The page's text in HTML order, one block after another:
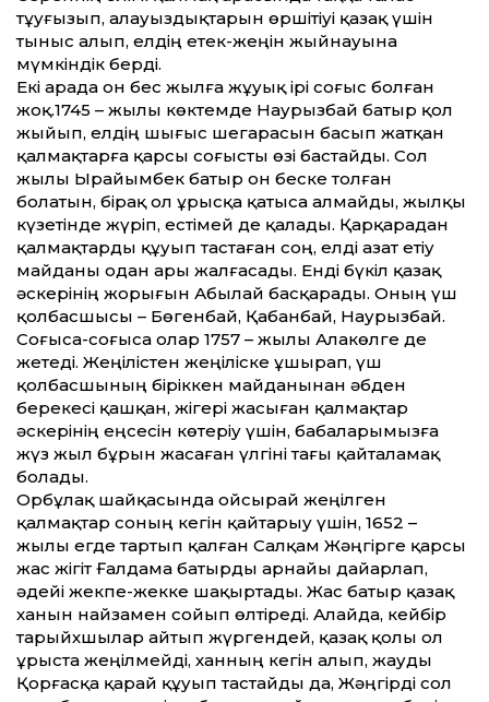
тұуғызып, алауыздықтарын өршітіуі қазақ үшін
тыныс алып, елдің етек-жеңін жыйнауына
мүмкіндік берді.
Екі арада он бес жылға жұуық ірі соғыс болған
жоқ.1745 – жылы көктемде Наурызбай батыр қол
жыйып, елдің шығыс шегарасын басып жатқан
қалмақтарға қарсы соғысты өзі бастайды. Сол
жылы Ырайымбек батыр он беске толған
болатын, бірақ ол ұрысқа қатыса алмайды, жылқы
күзетінде жүріп, естімей де қалады. Қарқарадан
қалмақтарды құуып тастаған соң, елді азат етіу
майданы одан ары жалғасады. Енді бүкіл қазақ
әскерінің жорығын Абылай басқарады. Оның үш
қолбасшысы – Бөгенбай, Қабанбай, Наурызбай.
Соғыса-соғыса олар 1757 – жылы Алакөлге де
жетеді. Жеңілістен жеңіліске ұшырап, үш
қолбасшының біріккен майданынан әбден
берекесі қашқан, жігері жасыған қалмақтар
әскерінің еңсесін көтеріу үшін, бабаларымызға
жүз жыл бұрын жасаған үлгіні тағы қайталамақ
болады.
Орбұлақ шайқасында ойсырай жеңілген
қалмақтар соның кегін қайтарыу үшін, 1652 –
жылы егде тартып қалған Салқам Жәңгірге қарсы
жас жігіт Ғалдама батырды арнайы дайарлап,
әдейі жекпе-жекке шақыртады. Жас батыр қазақ
ханын найзамен сойып өлтіреді. Алайда, кейбір
тарыйхшылар айтып жүргендей, қазақ қолы ол
ұрыста жеңілмейді, ханның кегін алып, жауды
Қорғасқа қарай құуып тастайды да, Жәңгірді сол